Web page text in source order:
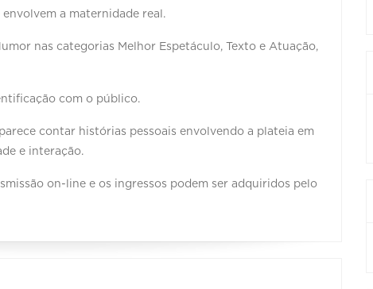
a maternidade real.
nas categorias Melhor Espetáculo, Texto e Atuação,
com o público.
contar histórias pessoais envolvendo a plateia em
e interação.
on-line e os ingressos podem ser adquiridos pelo